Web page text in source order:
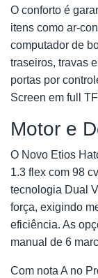
O conforto é
itens como ar-
computador de
traseiros, travas
portas por
Screen em full
Motor e
O Novo Etios
1.3 flex com 98
tecnologia Dual
força, exigindo
eficiência. As
manual de 6
Com nota A no